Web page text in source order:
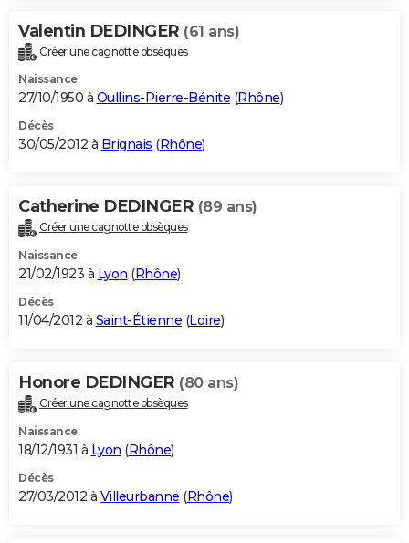
Valentin DEDINGER (61 ans)
Créer une cagnotte obsèques
Naissance
27/10/1950 à Oullins-Pierre-Bénite (Rhône)
Décès
30/05/2012 à Brignais (Rhône)
Catherine DEDINGER (89 ans)
Créer une cagnotte obsèques
Naissance
21/02/1923 à Lyon (Rhône)
Décès
11/04/2012 à Saint-Étienne (Loire)
Honore DEDINGER (80 ans)
Créer une cagnotte obsèques
Naissance
18/12/1931 à Lyon (Rhône)
Décès
27/03/2012 à Villeurbanne (Rhône)